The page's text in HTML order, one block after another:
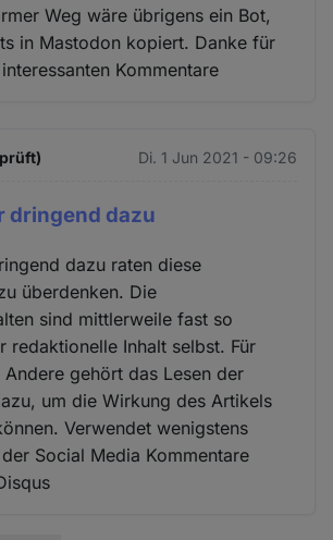
Weg wäre übrigens ein Bot,
in Mastodon kopiert. Danke für
Kommentare
Di. 1 Jun 2021 - 09:26
dringend dazu
dazu raten diese
überdenken. Die
sind mittlerweile fast so
redaktionelle Inhalt selbst. Für
gehört das Lesen der
um die Wirkung des Artikels
Verwendet wenigstens
Social Media Kommentare